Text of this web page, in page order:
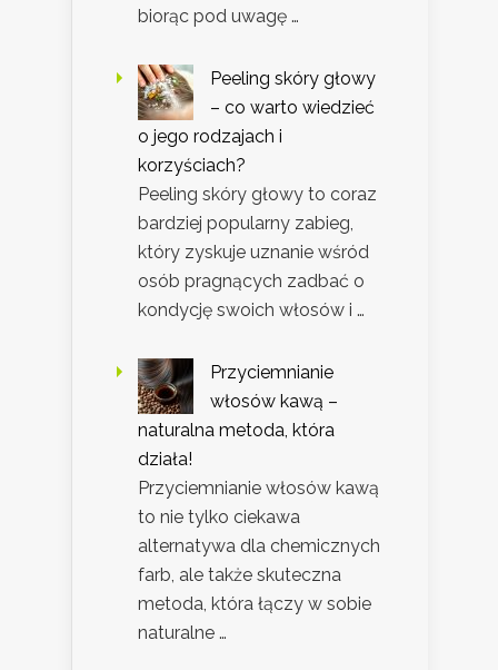
biorąc pod uwagę …
Peeling skóry głowy
– co warto wiedzieć
o jego rodzajach i
korzyściach?
Peeling skóry głowy to coraz
bardziej popularny zabieg,
który zyskuje uznanie wśród
osób pragnących zadbać o
kondycję swoich włosów i …
Przyciemnianie
włosów kawą –
naturalna metoda, która
działa!
Przyciemnianie włosów kawą
to nie tylko ciekawa
alternatywa dla chemicznych
farb, ale także skuteczna
metoda, która łączy w sobie
naturalne …